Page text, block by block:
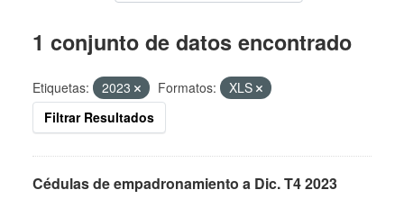
1 conjunto de datos encontrado
Etiquetas: 2023 Formatos:
XLS
Filtrar Resultados
Cédulas de empadronamiento a Dic. T4 2023